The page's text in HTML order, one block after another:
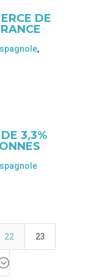
DE
,
3,3%
22 23